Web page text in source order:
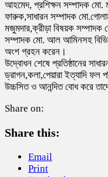
আহমেদ, প্রশিক্ষন সম্পাদক মো.
ফারুক,সাধারন সম্পাদক
মজুমদার,ক্রীড়া বিষয়ক সম্পাদক
সম্পাদক মো. আল আমিনসহ
অংশ গ্রহন করেন।
উদ্বোধন শেষে প্রতিষ্ঠানের
ড্রাগন,কলা,পেয়ারা ইত্যাদি ফল
উচ্চসিত ও আনন্দিত বোধ করে
Share on:
Share this:
Email
Print